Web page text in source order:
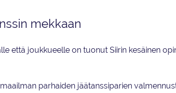
mekkaan
että joukkueelle on tuonut Siirin kesäinen
parhaiden jäätanssiparien